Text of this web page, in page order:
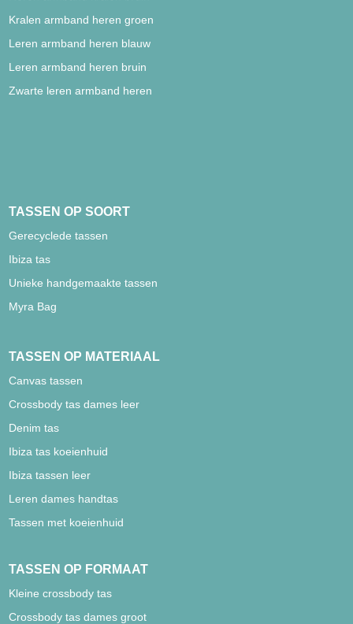
Kralen armband heren groen
Leren armband heren blauw
Leren armband heren bruin
Zwarte leren armband heren
TASSEN OP SOORT
Gerecyclede tassen
Ibiza tas
Unieke handgemaakte tassen
Myra Bag
TASSEN OP MATERIAAL
Canvas tassen
Crossbody tas dames leer
Denim tas
Ibiza tas koeienhuid
Ibiza tassen leer
Leren dames handtas
Tassen met koeienhuid
TASSEN OP FORMAAT
Kleine crossbody tas
Crossbody tas dames groot